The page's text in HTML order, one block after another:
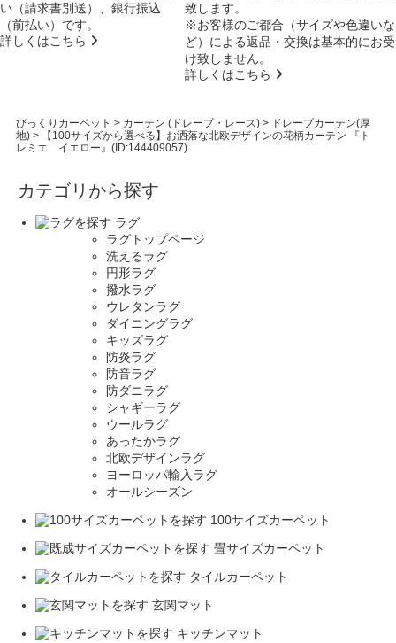
い（請求書別送）、銀行振込
（前払い）です。
詳しくはこちら
致します。
※お客様のご都合（サイズや色違いな
ど）による返品・交換は基本的にお受
け致しません。
詳しくはこちら
びっくりカーペット > カーテン (ドレープ・レース)> ドレープカーテン(厚
地)>
【100サイズから選べる】お洒落な北欧デザインの花柄カーテン 『ト
レミエ イエロー』(ID:144409057)
カテゴリから探す
ラグ
ラグトップページ
洗えるラグ
円形ラグ
撥水ラグ
ウレタンラグ
ダイニングラグ
キッズラグ
防炎ラグ
防音ラグ
防ダニラグ
シャギーラグ
ウールラグ
あったかラグ
北欧デザインラグ
ヨーロッパ輸入ラグ
オールシーズン
100サイズカーペット
畳サイズカーペット
タイルカーペット
玄関マット
キッチンマット